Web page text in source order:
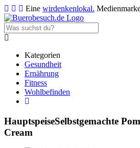
Eine wirdenkenlokal.
Kategorien
Gesundheit
Ernährung
Fitness
Wohlbefinden
HauptspeiseSelbstgemachte
Cream